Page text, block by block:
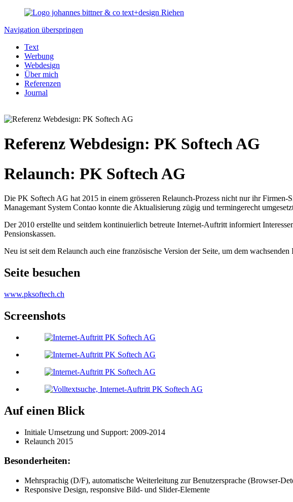
Navigation überspringen
Text
Werbung
Webdesign
Über mich
Referenzen
Journal
Referenz Webdesign: PK Softech AG
Relaunch: PK Softech AG
Die PK Softech AG hat 2015 in einem grösseren Relaunch-Prozess nicht nur ihr
Managemant System Contao konnte die Aktualisierung zügig und termingerecht
Der 2010 erstellte und seitdem kontinuierlich betreute Internet-Auftritt informiert
Pensionskassen.
Neu ist seit dem Relaunch auch eine französische Version der Seite, um dem
Seite besuchen
www.pksoftech.ch
Screenshots
Auf einen Blick
Initiale Umsetzung und Support: 2009-2014
Relaunch 2015
Besonderheiten:
Mehrsprachig (D/F), automatische Weiterleitung zur Benutzersprache (Browser-
Responsive Design, responsive Bild- und Slider-Elemente